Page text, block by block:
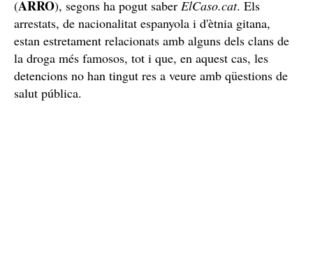
(ARRO), segons ha pogut saber ElCaso.cat. Els
arrestats, de nacionalitat espanyola i d'ètnia gitana,
estan estretament relacionats amb alguns dels clans de
la droga més famosos, tot i que, en aquest cas, les
detencions no han tingut res a veure amb qüestions de
salut pública.